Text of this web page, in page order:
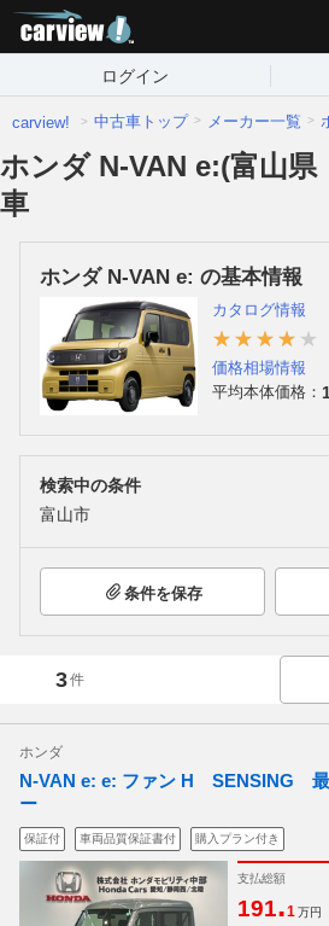
ログイン
carview! 中古車トップ メーカー一覧
ホンダ N-VAN e:(富山県
車
ホンダ N-VAN e: の基本情報
カタログ情報
価格相場情報
平均本体価格：
検索中の条件
富山市
条件を保存
3件
ホンダ
N-VAN e: e: ファン H SENSING
ー
保証付 車両品質保証書付 購入プラン付き
支払総額
191.1 万円